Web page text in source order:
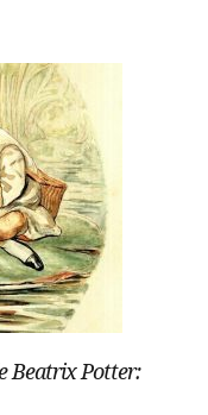
Beatrix Potter: